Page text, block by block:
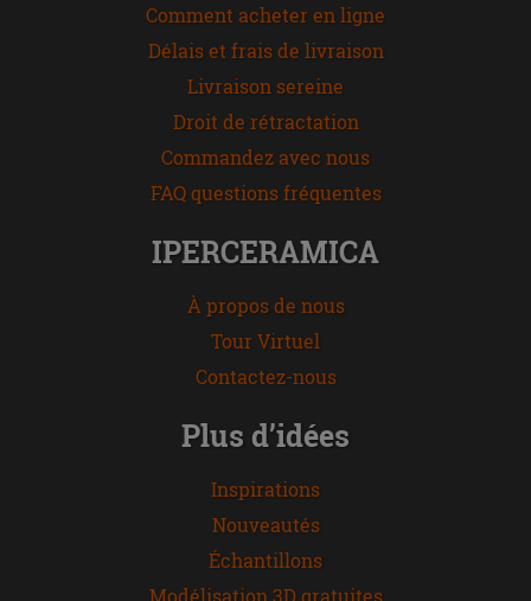
Comment acheter en ligne
Délais et frais de livraison
Livraison sereine
Droit de rétractation
Commandez avec nous
FAQ questions fréquentes
IPERCERAMICA
À propos de nous
Tour Virtuel
Contactez-nous
Plus d’idées
Inspirations
Nouveautés
Échantillons
Modélisation 3D gratuites